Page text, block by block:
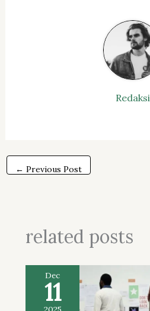
Redaksi
← Previous Post
related posts
Dec
11